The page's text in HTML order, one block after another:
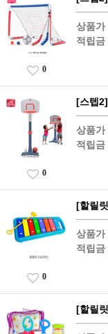
상품가
적립금
0
[스텝
상품가
적립금
0
[할릴
상품가
적립금
0
[할릴